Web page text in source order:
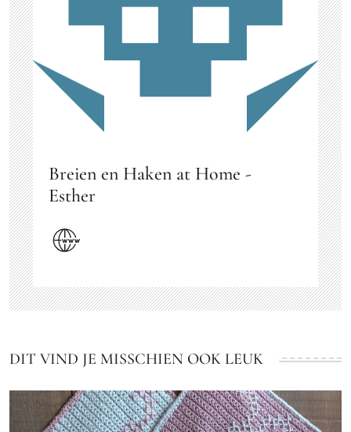
Breien en Haken at Home -
Esther
DIT VIND JE MISSCHIEN OOK LEUK